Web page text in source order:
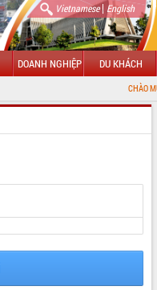
Vietnamese| English
DOANH NGHIỆP DU KHÁCH
CHÀO MỪNG ĐẾN